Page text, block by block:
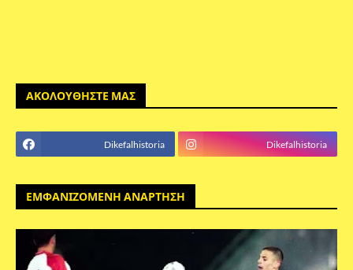
ΑΚΟΛΟΥΘΗΣΤΕ ΜΑΣ
Dikefalhistoria Dikefalhistoria
ΕΜΦΑΝΙΖΟΜΕΝΗ ΑΝΑΡΤΗΣΗ